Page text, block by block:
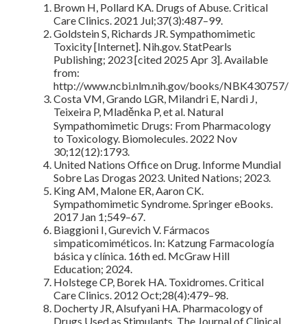
Brown H, Pollard KA. Drugs of Abuse. Critical
Care Clinics. 2021 Jul;37(3):487–99.
Goldstein S, Richards JR. Sympathomimetic
Toxicity [Internet]. Nih.gov. StatPearls
Publishing; 2023 [cited 2025 Apr 3]. Available
from:
http://www.ncbi.nlm.nih.gov/books/NBK430757/
Costa VM, Grando LGR, Milandri E, Nardi J,
Teixeira P, Mladěnka P, et al. Natural
Sympathomimetic Drugs: From Pharmacology
to Toxicology. Biomolecules. 2022 Nov
30;12(12):1793.
United Nations Office on Drug. Informe Mundial
Sobre Las Drogas 2023. United Nations; 2023.
King AM, Malone ER, Aaron CK.
Sympathomimetic Syndrome. Springer eBooks.
2017 Jan 1;549–67.
Biaggioni I, Gurevich V. Fármacos
simpaticomiméticos. In: Katzung Farmacología
básica y clínica. 16th ed. McGraw Hill
Education; 2024.
Holstege CP, Borek HA. Toxidromes. Critical
Care Clinics. 2012 Oct;28(4):479–98.
Docherty JR, Alsufyani HA. Pharmacology of
Drugs Used as Stimulants. The Journal of Clinical